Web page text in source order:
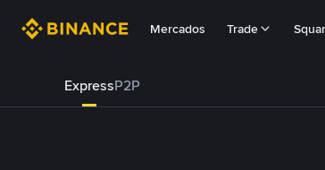
Mercados Trade
ExpressP2P